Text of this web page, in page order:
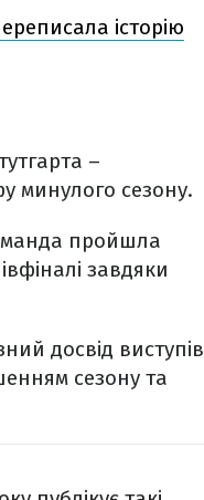
історію
–
минулого сезону.
пройшла
завдяки
досвід виступів
сезону та